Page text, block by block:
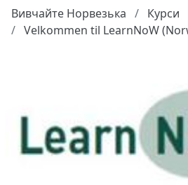
Вивчайте Норвезька
Курси
Velkommen til LearnNoW